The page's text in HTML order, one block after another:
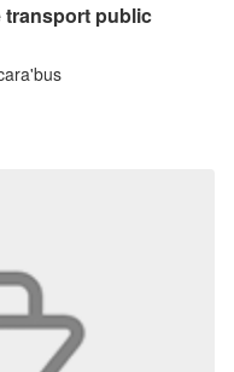
transport public